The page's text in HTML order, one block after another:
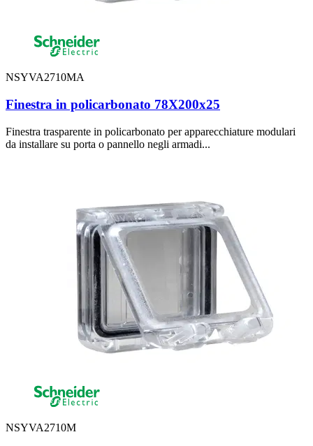
NSYVA2710MA
Finestra in policarbonato 78X200x25
Finestra trasparente in policarbonato per apparecchiature modulari
da installare su porta o pannello negli armadi...
NSYVA2710M